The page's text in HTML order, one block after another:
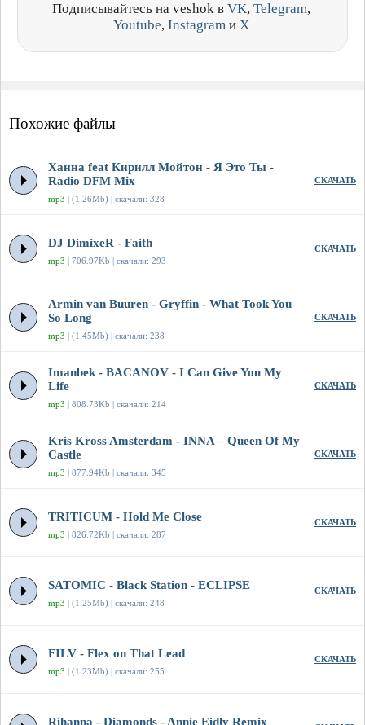
Подписывайтесь на veshok в VK, Telegram,
Youtube, Instagram и X
Похожие файлы
Ханна feat Кирилл Мойтон - Я Это Ты -
Radio DFM Mix
mp3 | (1.26Mb) | скачали: 328
СКАЧАТЬ
DJ DimixeR - Faith
mp3 | 706.97Kb | скачали: 293
СКАЧАТЬ
Armin van Buuren - Gryffin - What Took You
So Long
mp3 | (1.45Mb) | скачали: 238
СКАЧАТЬ
Imanbek - BACANOV - I Can Give You My
Life
mp3 | 808.73Kb | скачали: 214
СКАЧАТЬ
Kris Kross Amsterdam - INNA – Queen Of My
Castle
mp3 | 877.94Kb | скачали: 345
СКАЧАТЬ
TRITICUM - Hold Me Close
mp3 | 826.72Kb | скачали: 287
СКАЧАТЬ
SATOMIC - Black Station - ECLIPSE
mp3 | (1.25Mb) | скачали: 248
СКАЧАТЬ
FILV - Flex on That Lead
mp3 | (1.23Mb) | скачали: 255
СКАЧАТЬ
Rihanna - Diamonds - Annie Eidly Remix